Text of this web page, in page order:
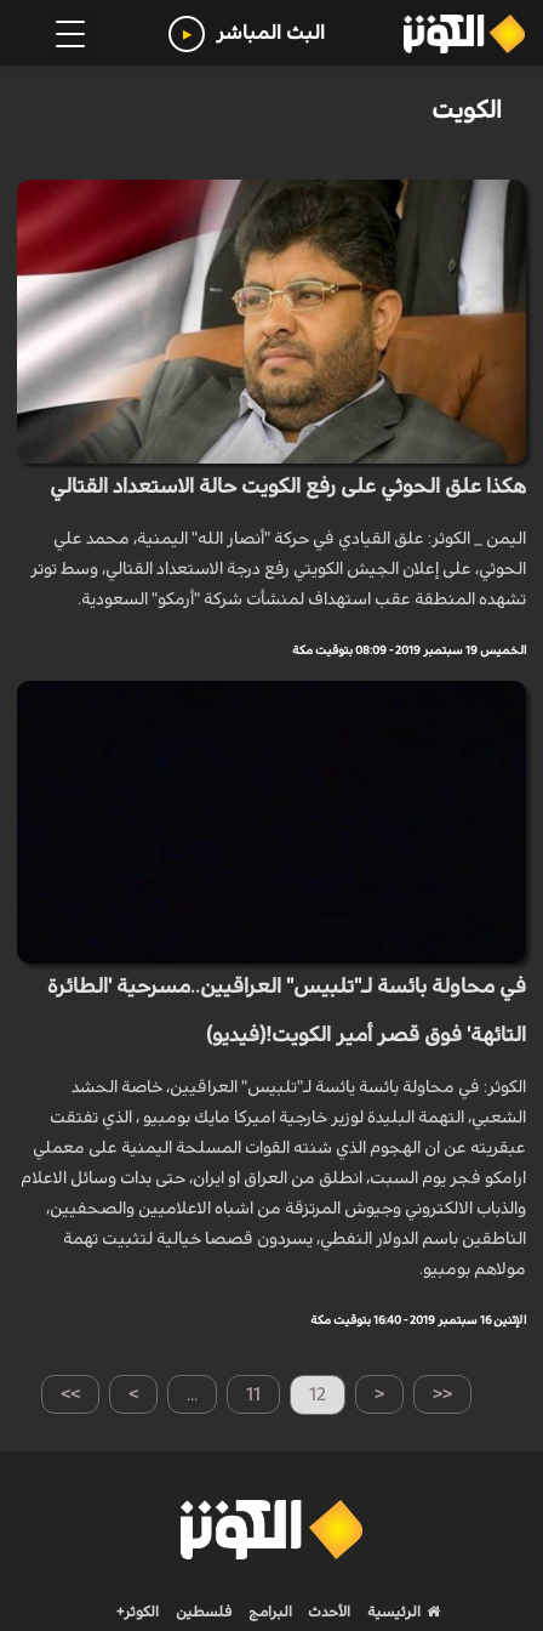
البث المباشر
الكويت
هكذا علق الحوثي على رفع الكويت حالة الاستعداد القتالي
اليمن _ الكوثر: علق القيادي في حركة "أنصار الله" اليمنية، محمد علي
الحوثي، على إعلان الجيش الكويتي رفع درجة الاستعداد القتالي، وسط توتر
تشهده المنطقة عقب استهداف لمنشأت شركة "أرمكو" السعودية.
الخميس 19 سبتمبر 2019 - 08:09 بتوقيت مكة
في محاولة بائسة لـ"تلبيس" العراقيين..مسرحية 'الطائرة
التائهة' فوق قصر أمير الكويت!(فيديو)
الكوثر: في محاولة بائسة يائسة لـ"تلبيس" العراقيين، خاصة الحشد
الشعبي، التهمة البليدة لوزير خارجية اميركا مايك بومبيو ، الذي تفتقت
عبقريته عن ان الهجوم الذي شنته القوات المسلحة اليمنية على معملي
ارامكو فجر يوم السبت، انطلق من العراق او ايران، حتى بدات وسائل الاعلام
والذباب الالكتروني وجيوش المرتزقة من اشباه الاعلاميين والصحفيين،
الناطقين باسم الدولار النفطي، يسردون قصصا خيالية لتثبيت تهمة
مولاهم بومبيو.
الإثنين 16 سبتمبر 2019 - 16:40 بتوقيت مكة
>> > ... 11 12 < <<
الرئيسية الأحدث البرامج فلسطين الكوثر+